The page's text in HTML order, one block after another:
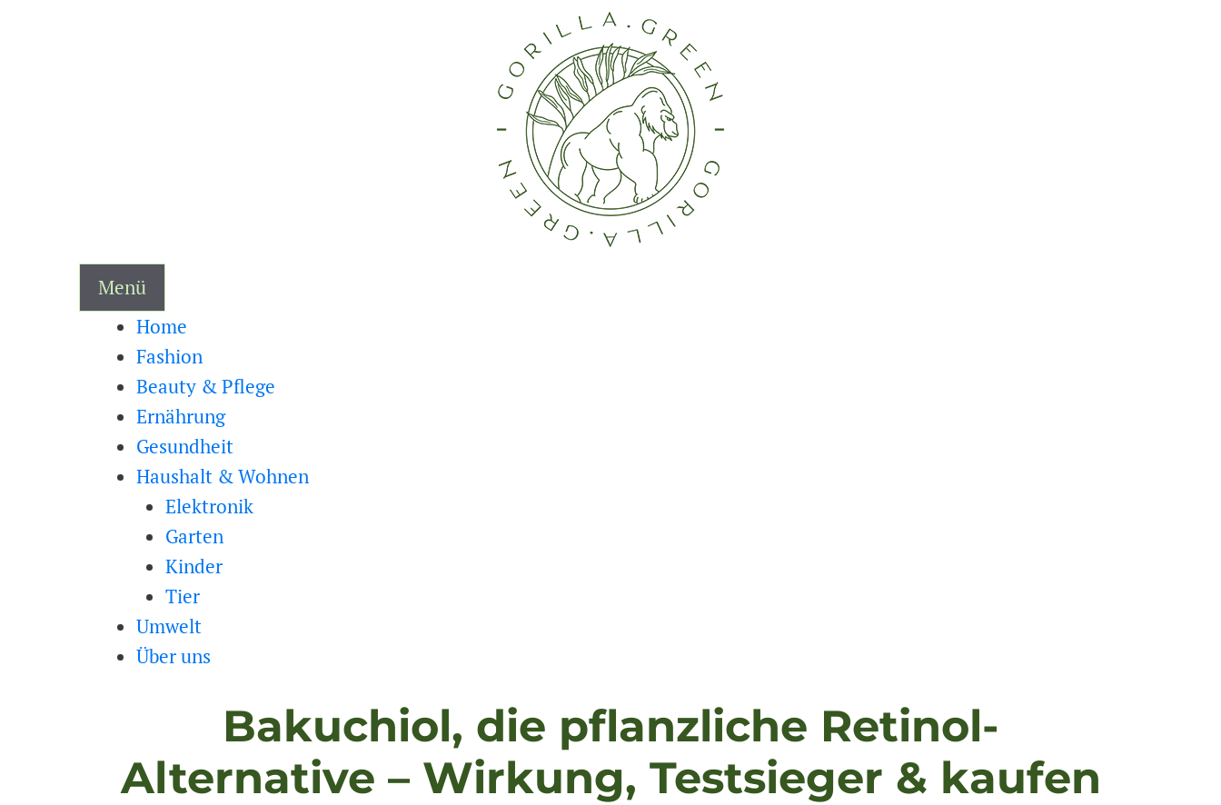
Menü
Home
Fashion
Beauty & Pflege
Ernährung
Gesundheit
Haushalt & Wohnen
Elektronik
Garten
Kinder
Tier
Umwelt
Über uns
Bakuchiol, die pflanzliche Retinol-
Alternative – Wirkung, Testsieger & kaufen